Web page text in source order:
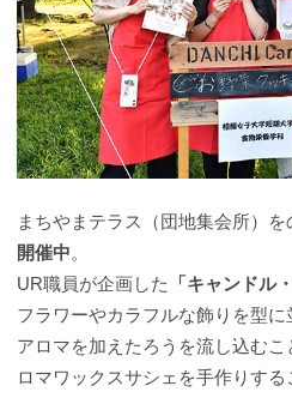
まちやまテラス（団地集会所）を
開催中。
UR職員が企画した
「キャンドル
フラワーやカラフルな飾りを型
アロマを加えたろうを流し込む
ロマワックスサシェを手作りする